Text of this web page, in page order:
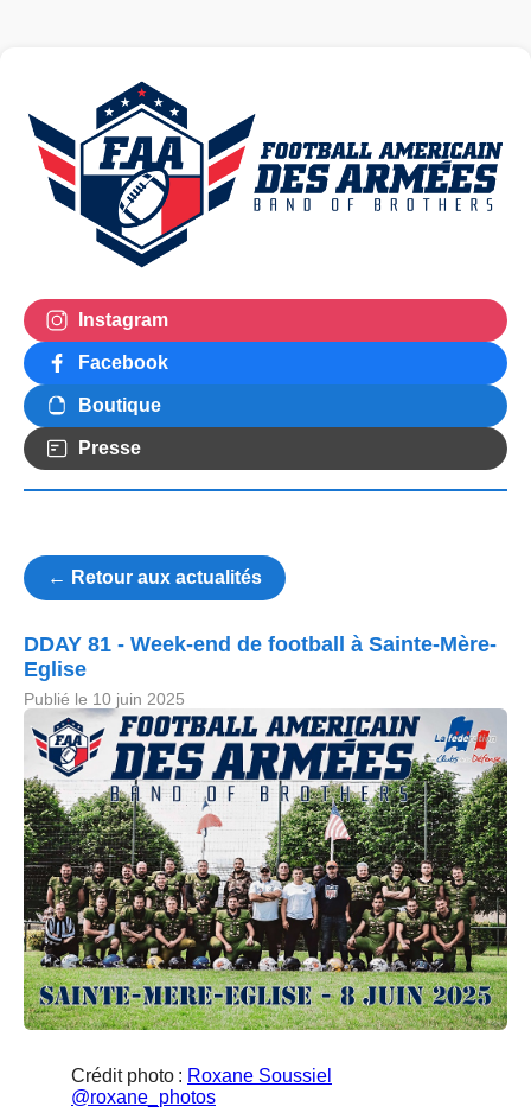
Instagram
Facebook
Boutique
Presse
← Retour aux actualités
DDAY 81 - Week-end de football à Sainte-Mère-
Eglise
Publié le 10 juin 2025
Crédit photo : Roxane Soussiel
@roxane_photos